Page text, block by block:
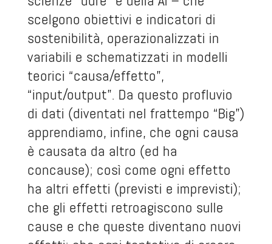
scelgono obiettivi e indicatori di
sostenibilità, operazionalizzati in
variabili e schematizzati in modelli
teorici “causa/effetto”,
“input/output”. Da questo profluvio
di dati (diventati nel frattempo “Big”)
apprendiamo, infine, che ogni causa
è causata da altro (ed ha
concause); così come ogni effetto
ha altri effetti (previsti e imprevisti);
che gli effetti retroagiscono sulle
cause e che queste diventano nuovi